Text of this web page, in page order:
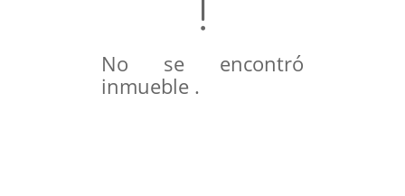
No se encontró
inmueble .